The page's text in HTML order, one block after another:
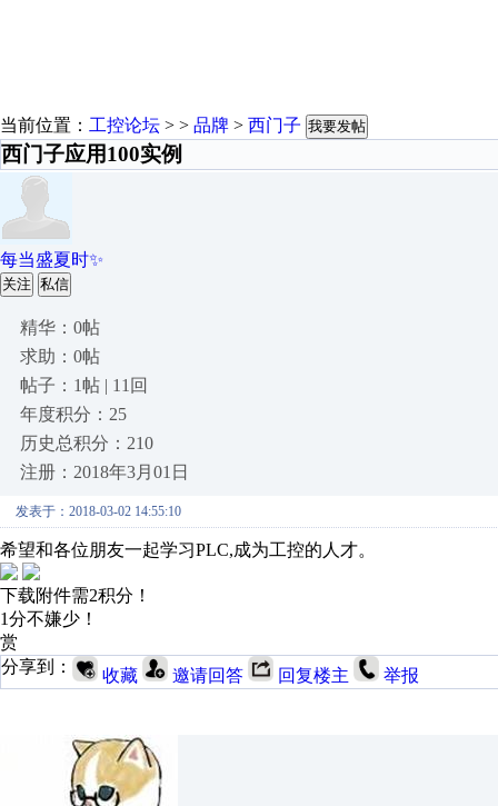
当前位置： 工控论坛 > > 品牌 > 西门子 我要发帖
西门子应用100实例
每当盛夏时✨
关注 私信
精华：0帖
求助：0帖
帖子：1帖 | 11回
年度积分：25
历史总积分：210
注册：2018年3月01日
发表于：2018-03-02 14:55:10
希望和各位朋友一起学习PLC,成为工控的人才。
下载附件需2积分！
1分不嫌少！
赏
分享到：
收藏 邀请回答 回复楼主 举报